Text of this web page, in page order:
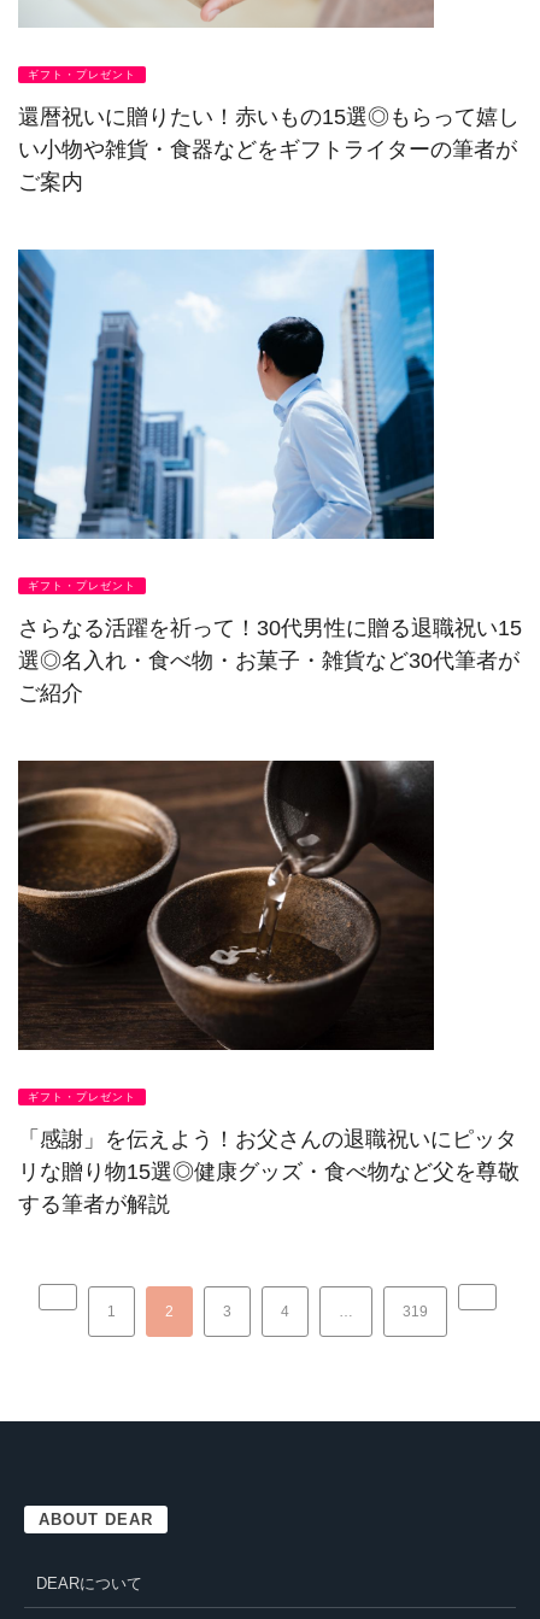
ギフト・プレゼント
還暦祝いに贈りたい！赤いもの15選◎もらって嬉し
い小物や雑貨・食器などをギフトライターの筆者が
ご案内
ギフト・プレゼント
さらなる活躍を祈って！30代男性に贈る退職祝い15
選◎名入れ・食べ物・お菓子・雑貨など30代筆者が
ご紹介
ギフト・プレゼント
「感謝」を伝えよう！お父さんの退職祝いにピッタ
リな贈り物15選◎健康グッズ・食べ物など父を尊敬
する筆者が解説
1 2 3 4 … 319
ABOUT DEAR
DEARについて